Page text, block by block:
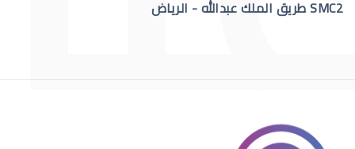
SMC2 طريق الملك عبدالله - الرياض